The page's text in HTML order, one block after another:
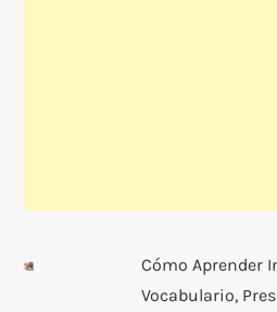
Cómo Aprender
Vocabulario,